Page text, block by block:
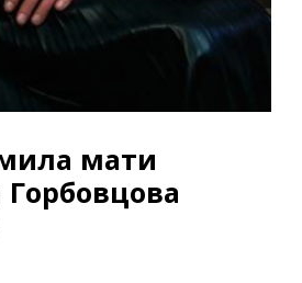
мати
Горбовцова